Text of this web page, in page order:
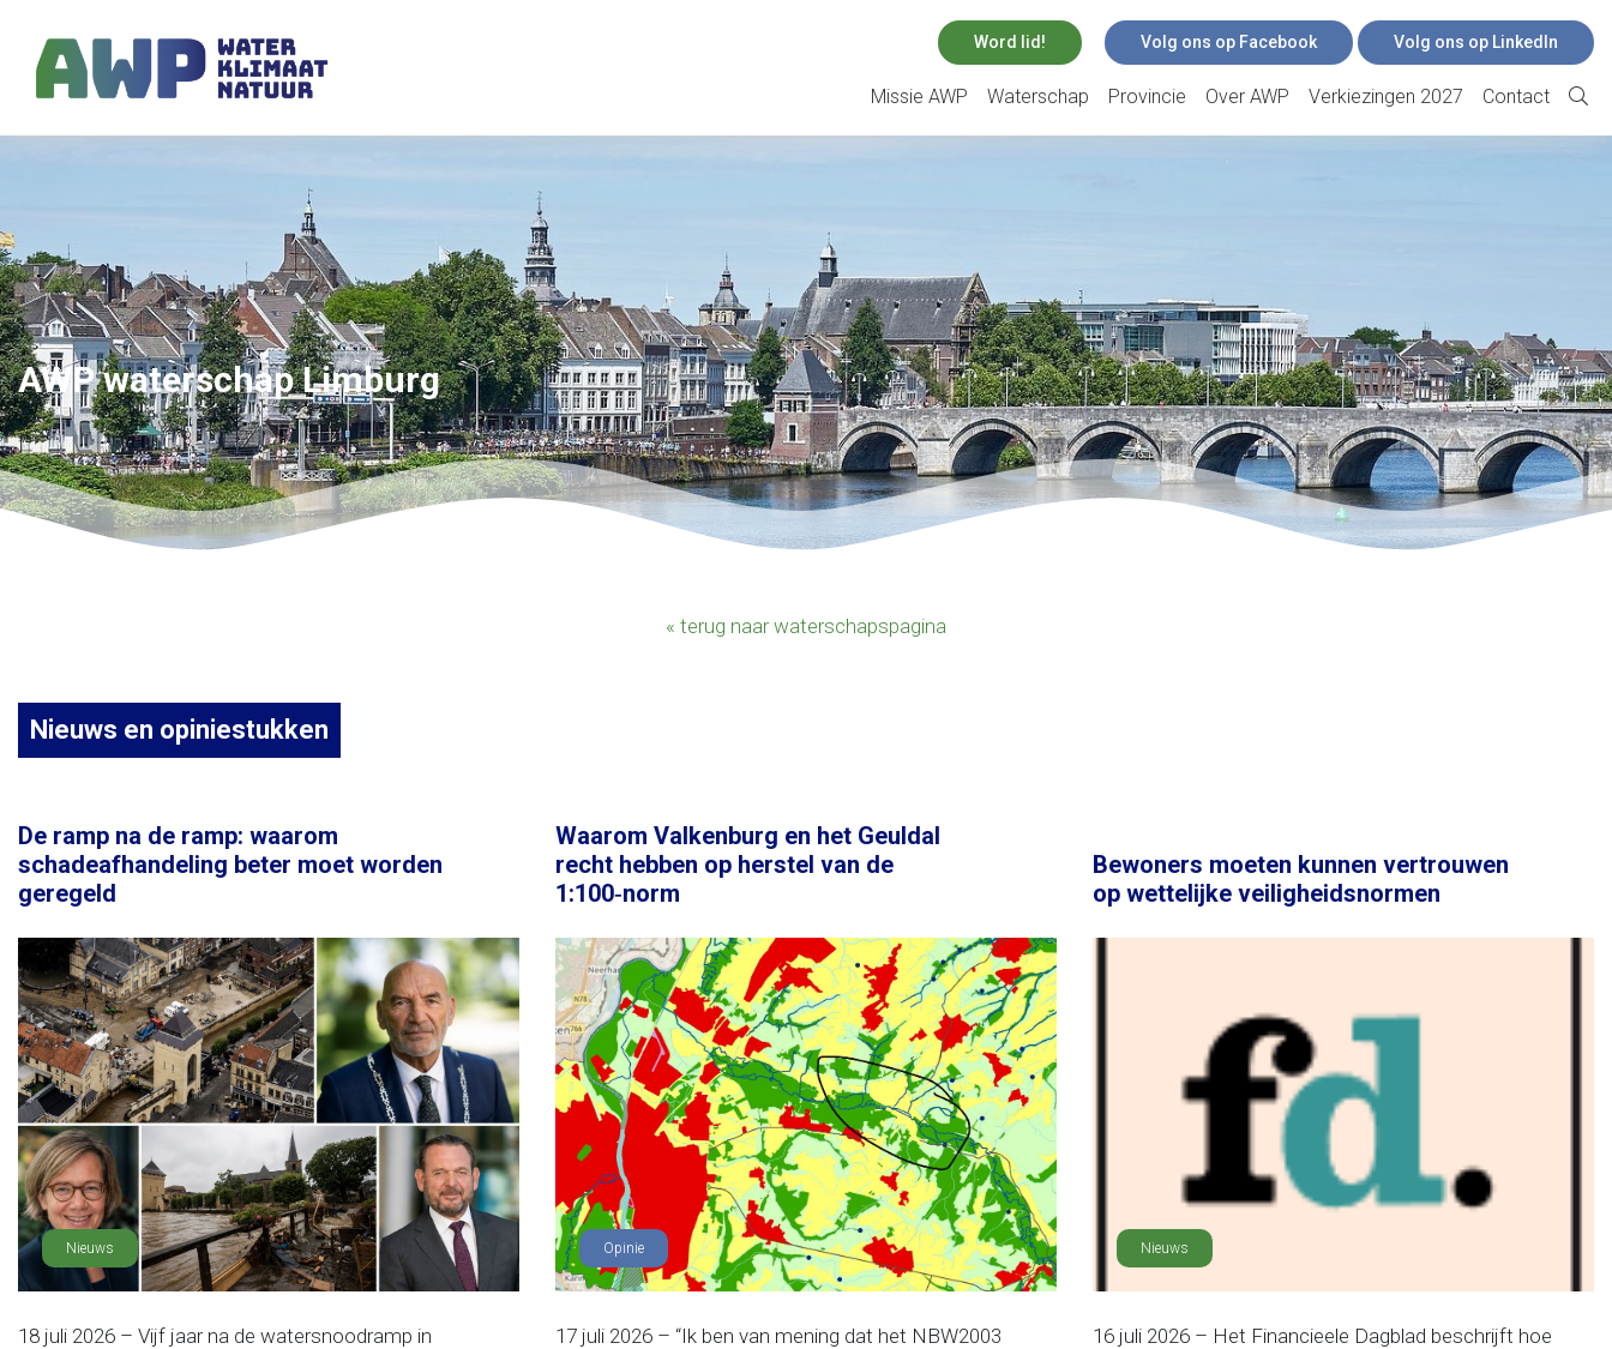
Word lid! Volg ons op Facebook Volg ons op LinkedIn
Missie AWP Waterschap Provincie Over AWP Verkiezingen 2027 Contact
AWP waterschap Limburg
« terug naar waterschapspagina
Nieuws en opiniestukken
De ramp na de ramp: waarom
schadeafhandeling beter moet worden
geregeld
Nieuws
18 juli 2026 – Vijf jaar na de watersnoodramp in
Waarom Valkenburg en het Geuldal
recht hebben op herstel van de
1:100‑norm
Opinie
17 juli 2026 – “Ik ben van mening dat het NBW2003
Bewoners moeten kunnen vertrouwen
op wettelijke veiligheidsnormen
Nieuws
16 juli 2026 – Het Financieele Dagblad beschrijft hoe